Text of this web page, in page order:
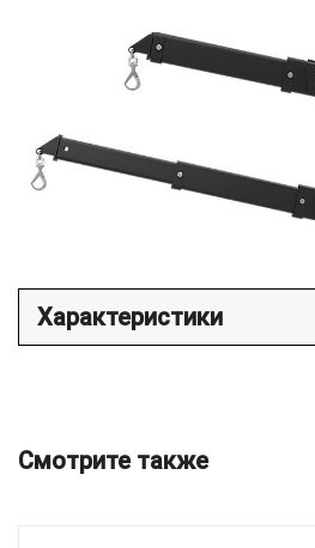
Характеристики
Смотрите также